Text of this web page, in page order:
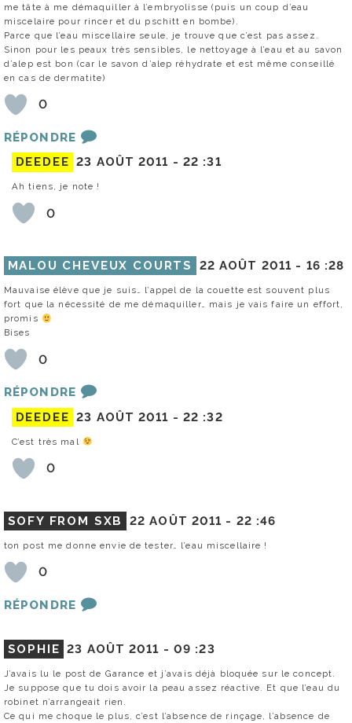
me tâte à me démaquiller à l’embryolisse (puis un coup d’eau
miscelaire pour rincer et du pschitt en bombe).
Parce que l’eau miscellaire seule, je trouve que c’est pas assez.
Sinon pour les peaux très sensibles, le nettoyage à l’eau et au savon
d’alep est bon (car le savon d’alep réhydrate et est même conseillé
en cas de dermatite)
0
RÉPONDRE
DEEDEE 23 AOÛT 2011 - 22 :31
Ah tiens, je note !
0
MALOU CHEVEUX COURTS 22 AOÛT 2011 - 16 :28
Mauvaise élève que je suis… l’appel de la couette est souvent plus
fort que la nécessité de me démaquiller… mais je vais faire un effort,
promis
Bises
0
RÉPONDRE
DEEDEE 23 AOÛT 2011 - 22 :32
C’est très mal
0
SOFY FROM SXB 22 AOÛT 2011 - 22 :46
ton post me donne envie de tester… l’eau miscellaire !
0
RÉPONDRE
SOPHIE 23 AOÛT 2011 - 09 :23
J’avais lu le post de Garance et j’avais déjà bloquée sur le concept.
Je suppose que tu dois avoir la peau assez réactive. Et que l’eau du
robinet n’arrangeait rien.
Ce qui me choque le plus, c’est l’absence de rinçage, l’absence de